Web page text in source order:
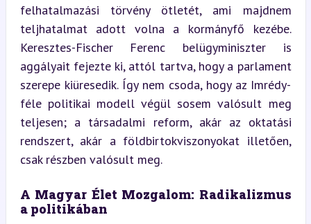
felhatalmazási törvény ötletét, ami majdnem
teljhatalmat adott volna a kormányfő kezébe.
Keresztes-Fischer Ferenc belügyminiszter is
aggályait fejezte ki, attól tartva, hogy a parlament
szerepe kiüresedik. Így nem csoda, hogy az Imrédy-
féle politikai modell végül sosem valósult meg
teljesen; a társadalmi reform, akár az oktatási
rendszert, akár a földbirtokviszonyokat illetően,
csak részben valósult meg.
A Magyar Élet Mozgalom: Radikalizmus
a politikában